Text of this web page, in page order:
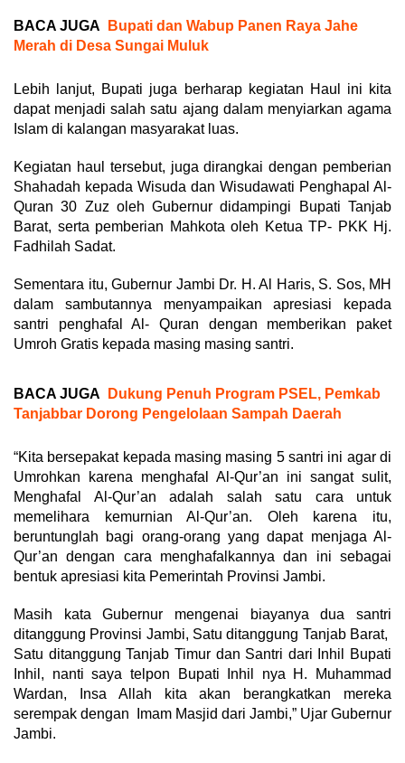
BACA JUGA
Bupati dan Wabup Panen Raya Jahe
Merah di Desa Sungai Muluk
Lebih lanjut, Bupati juga berharap kegiatan Haul ini kita
dapat menjadi salah satu ajang dalam menyiarkan agama
Islam di kalangan masyarakat luas.
Kegiatan haul tersebut, juga dirangkai dengan pemberian
Shahadah kepada Wisuda dan Wisudawati Penghapal Al-
Quran 30 Zuz oleh Gubernur didampingi Bupati Tanjab
Barat, serta pemberian Mahkota oleh Ketua TP- PKK Hj.
Fadhilah Sadat.
Sementara itu, Gubernur Jambi Dr. H. Al Haris, S. Sos, MH
dalam sambutannya menyampaikan apresiasi kepada
santri penghafal Al- Quran dengan memberikan paket
Umroh Gratis kepada masing masing santri.
BACA JUGA
Dukung Penuh Program PSEL, Pemkab
Tanjabbar Dorong Pengelolaan Sampah Daerah
“Kita bersepakat kepada masing masing 5 santri ini agar di
Umrohkan karena menghafal Al-Qur’an ini sangat sulit,
Menghafal Al-Qur’an adalah salah satu cara untuk
memelihara kemurnian Al-Qur’an. Oleh karena itu,
beruntunglah bagi orang-orang yang dapat menjaga Al-
Qur’an dengan cara menghafalkannya dan ini sebagai
bentuk apresiasi kita Pemerintah Provinsi Jambi.
Masih kata Gubernur mengenai biayanya dua santri
ditanggung Provinsi Jambi, Satu ditanggung Tanjab Barat,
Satu ditanggung Tanjab Timur dan Santri dari Inhil Bupati
Inhil, nanti saya telpon Bupati Inhil nya H. Muhammad
Wardan, Insa Allah kita akan berangkatkan mereka
serempak dengan Imam Masjid dari Jambi,” Ujar Gubernur
Jambi.